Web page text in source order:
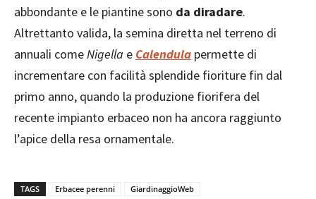
abbondante e le piantine sono da diradare.
Altrettanto valida, la semina diretta nel terreno di
annuali comeNigella e Calendula permette di
incrementare con facilità splendide fioriture fin dal
primo anno, quando la produzione fiorifera del
recente impianto erbaceo non ha ancora raggiunto
l’apice della resa ornamentale.
TAGS Erbacee perenni GiardinaggioWeb